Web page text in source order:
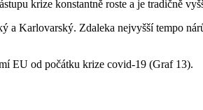
krize konstantně roste a je tradičně
Karlovarský. Zdaleka nejvyšší tempo
EU od počátku krize covid-19 (Graf 13).